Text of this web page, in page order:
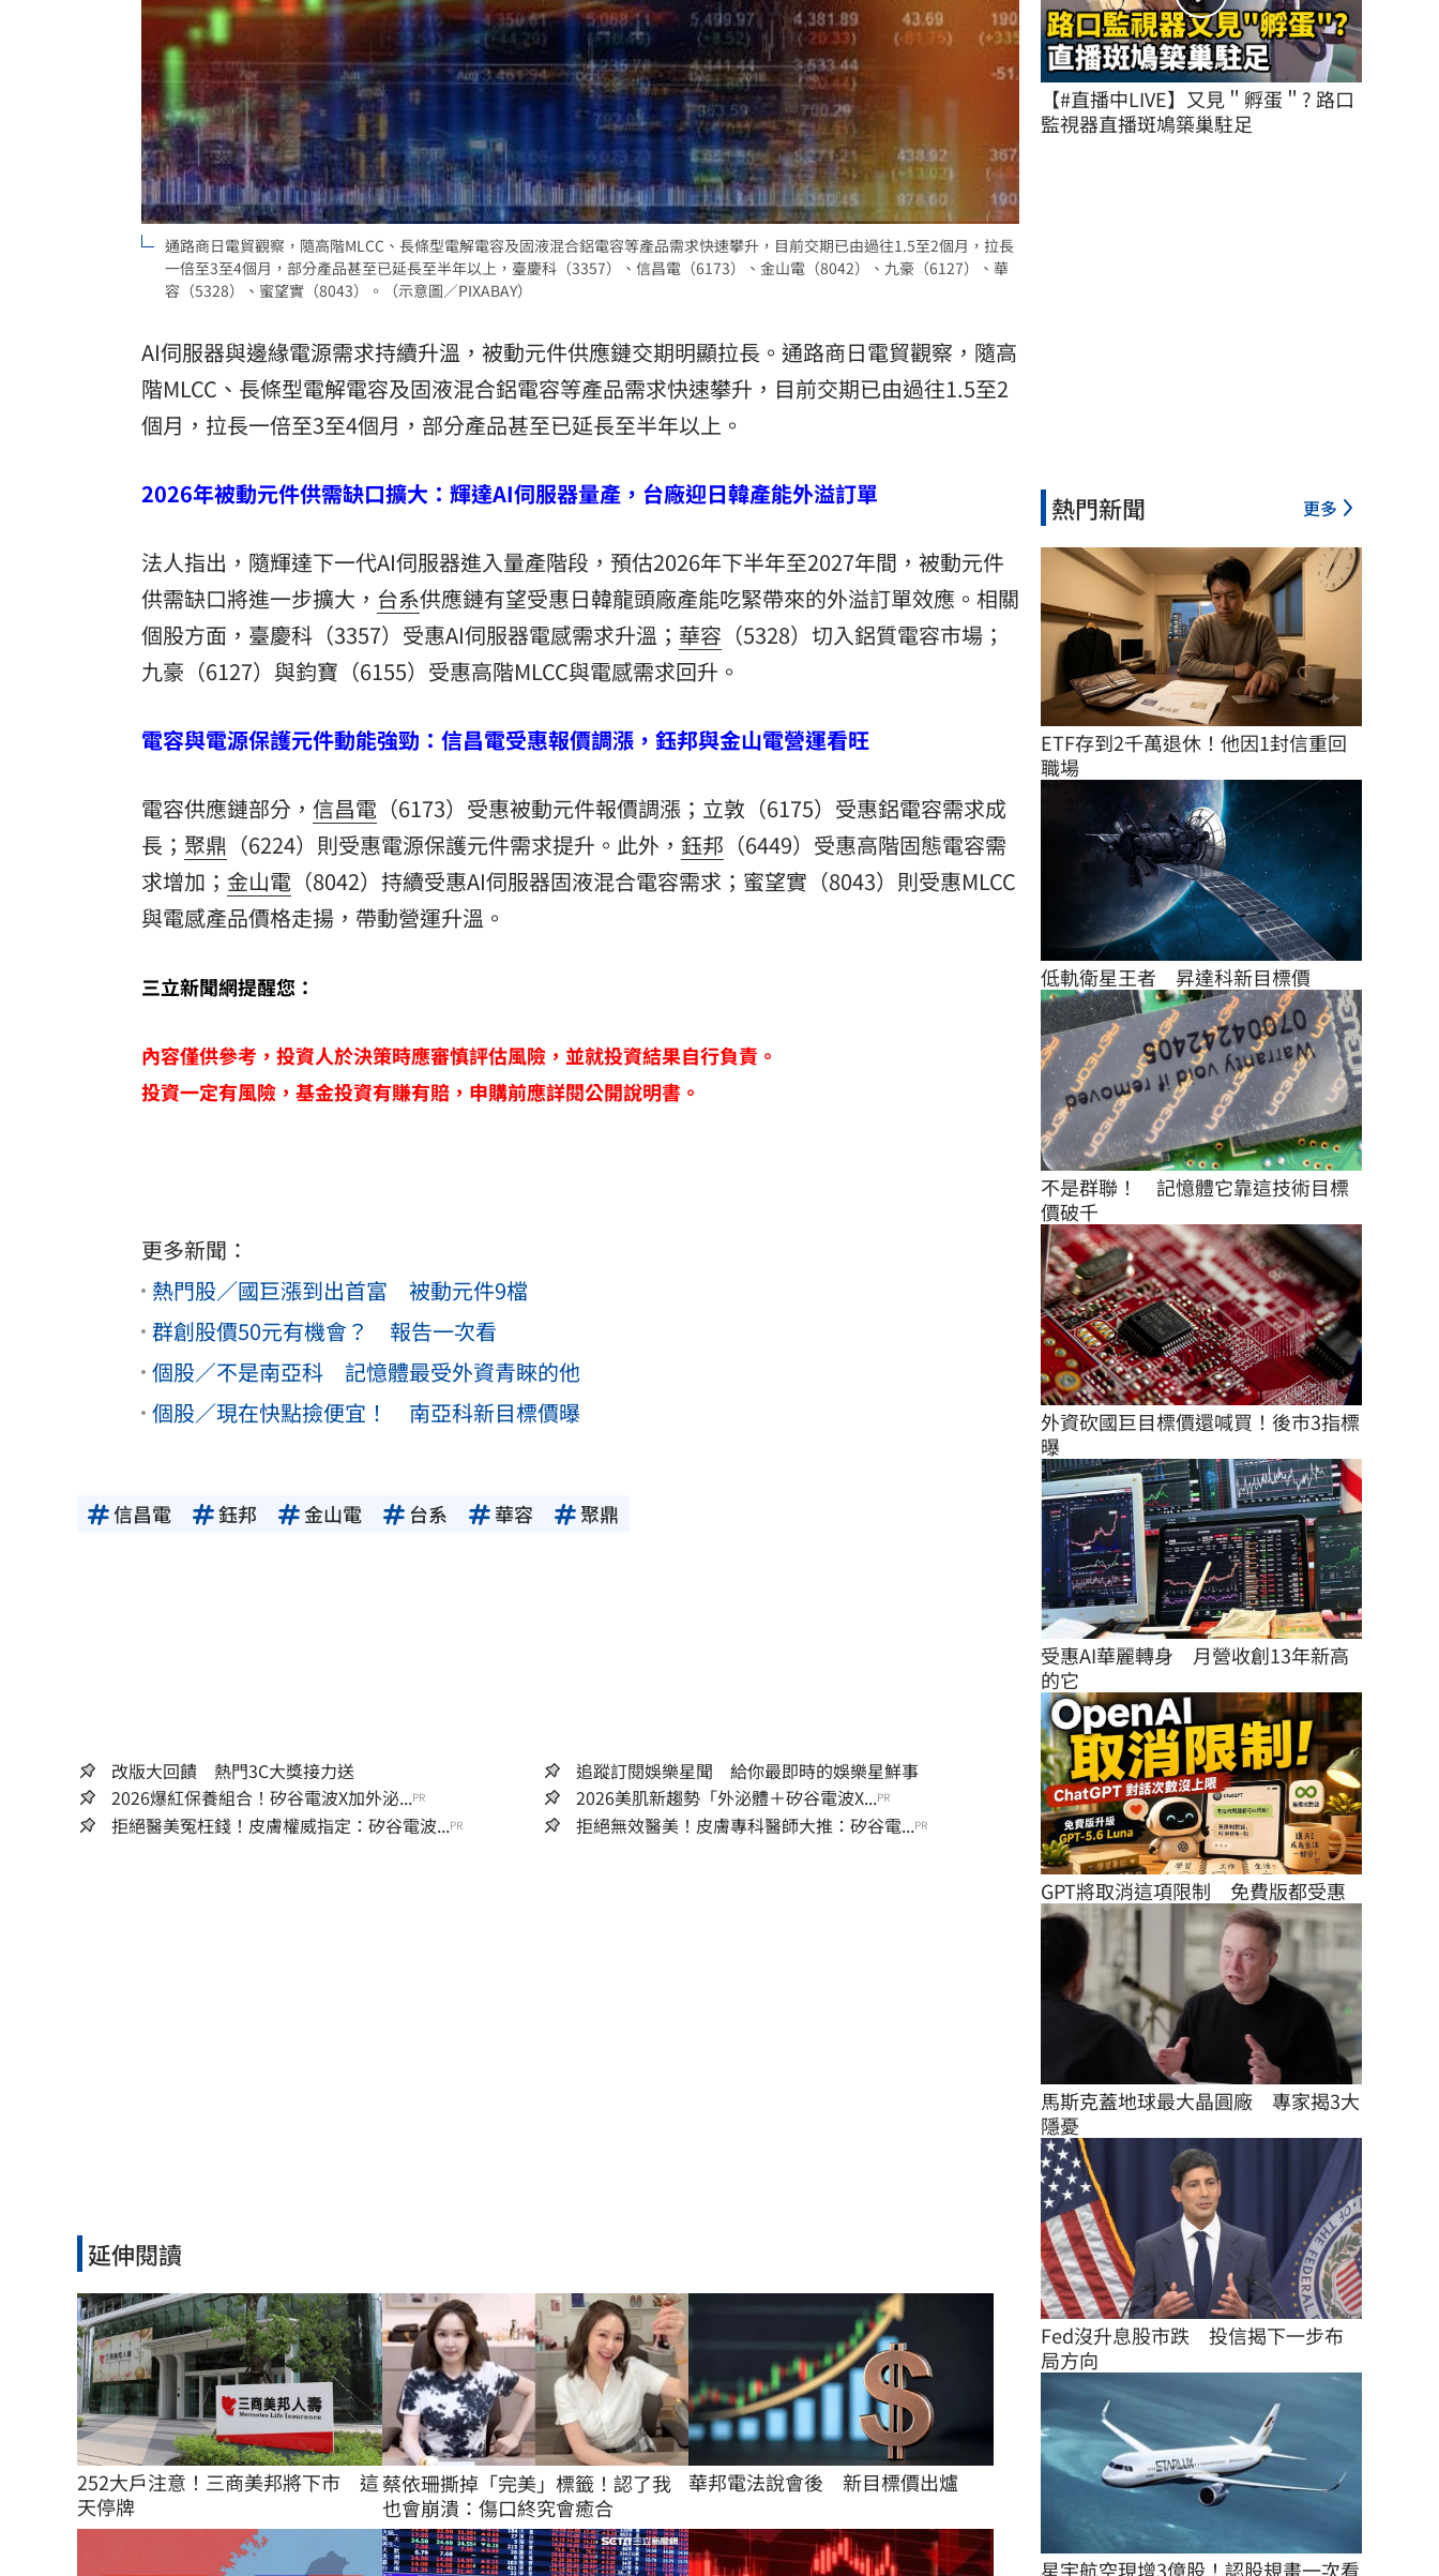
三立iNEWS新聞台線上直播 18:00
台彩父親節推新刮刮樂千萬頭獎超「爸」氣 12:00
商場戰國來臨 台中「頂奢大道」逐漸成形
「拍片人的多重宇宙」職涯論壇9/12登場！ 10:30
8國球員齊聚高雄 Formosa 7s掀足球熱潮 10:00
理想混蛋號召粉絲跨海追星吃美食！ 18:15
通路商日電貿觀察，隨高階MLCC、長條型電解電容及固液混合鋁電容等產品需求快速攀升，目前交期已由過往1.5至2個月，拉長
一倍至3至4個月，部分產品甚至已延長至半年以上，臺慶科（3357）、信昌電（6173）、金山電（8042）、九豪（6127）、華
容（5328）、蜜望實（8043）。（示意圖／PIXABAY）
AI伺服器與邊緣電源需求持續升溫，被動元件供應鏈交期明顯拉長。通路商日電貿觀察，隨高
階MLCC、長條型電解電容及固液混合鋁電容等產品需求快速攀升，目前交期已由過往1.5至2
個月，拉長一倍至3至4個月，部分產品甚至已延長至半年以上。
2026年被動元件供需缺口擴大：輝達AI伺服器量產，台廠迎日韓產能外溢訂單
法人指出，隨輝達下一代AI伺服器進入量產階段，預估2026年下半年至2027年間，被動元件
供需缺口將進一步擴大， 台系供應鏈有望受惠日韓龍頭廠產能吃緊帶來的外溢訂單效應。相關
個股方面，臺慶科（3357）受惠AI伺服器電感需求升溫； 華容 （5328）切入鋁質電容市場；
九豪（6127）與鈞寶（6155）受惠高階MLCC與電感需求回升。
電容與電源保護元件動能強勁：信昌電受惠報價調漲，鈺邦與金山電營運看旺
電容供應鏈部分， 信昌電 （6173）受惠被動元件報價調漲；立敦（6175）受惠鋁電容需求成
長； 聚鼎 （6224）則受惠電源保護元件需求提升。此外， 鈺邦 （6449）受惠高階固態電容需
求增加； 金山電 （8042）持續受惠AI伺服器固液混合電容需求；蜜望實（8043）則受惠MLCC
與電感產品價格走揚，帶動營運升溫。
三立新聞網提醒您：
內容僅供參考，投資人於決策時應審慎評估風險，並就投資結果自行負責。
投資一定有風險，基金投資有賺有賠，申購前應詳閱公開說明書。
更多新聞：
熱門股／國巨漲到出首富 被動元件9檔
群創股價50元有機會？ 報告一次看
個股／不是南亞科 記憶體最受外資青睞的他
個股／現在快點撿便宜！ 南亞科新目標價曝
信昌電 鈺邦 金山電 台系 華容 聚鼎
改版大回饋 熱門3C大獎接力送
追蹤訂閱娛樂星聞 給你最即時的娛樂星鮮事
2026爆紅保養組合！矽谷電波X加外泌...PR 2026美肌新趨勢「外泌體＋矽谷電波X...PR
拒絕醫美冤枉錢！皮膚權威指定：矽谷電波...PR 拒絕無效醫美！皮膚專科醫師大推：矽谷電...PR
延伸閱讀
252大戶注意！三商美邦將下市　這
天停牌
蔡依珊撕掉「完美」標籤！認了我
也會崩潰：傷口終究會癒合
華邦電法說會後　新目標價出爐
【#直播中LIVE】又見＂孵蛋＂? 路口
監視器直播斑鳩築巢駐足
熱門新聞 更多
ETF存到2千萬退休！他因1封信重回
職場
低軌衛星王者　昇達科新目標價
不是群聯！　記憶體它靠這技術目標
價破千
外資砍國巨目標價還喊買！後市3指標
曝
受惠AI華麗轉身　月營收創13年新高
的它
GPT將取消這項限制　免費版都受惠
馬斯克蓋地球最大晶圓廠　專家揭3大
隱憂
Fed沒升息股市跌　投信揭下一步布
局方向
星宇航空現增3億股！認股規畫一次看